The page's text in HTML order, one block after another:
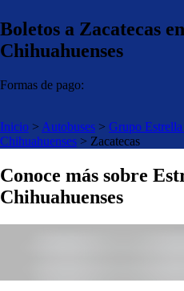
Boletos a Zacatecas
Chihuahuenses
Formas de pago:
Inicio > Autobuses > Grupo
Chihuahuenses > Zacatecas
Conoce más sobre
Chihuahuenses